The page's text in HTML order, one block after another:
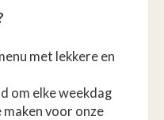
met lekkere en
om elke weekdag
voor onze